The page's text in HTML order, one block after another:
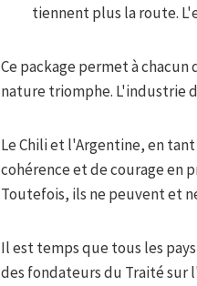
tiennent plus la route.
Ce package permet à
nature triomphe. L'industrie
Le Chili et l'Argentine, en
cohérence et de courage en
Toutefois, ils ne peuvent et
Il est temps que tous les
des fondateurs du Traité sur